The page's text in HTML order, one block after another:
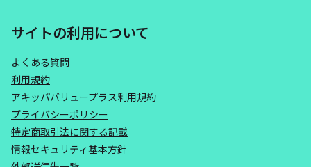
サイトの利用について
よくある質問
利用規約
アキッパバリュープラス利用規約
プライバシーポリシー
特定商取引法に関する記載
情報セキュリティ基本方針